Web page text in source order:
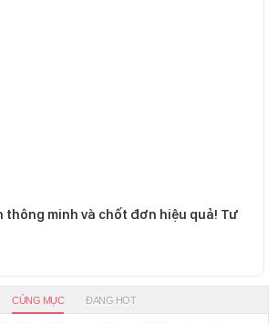
thông minh và chốt đơn hiệu quả! Tư
CÙNG MỤC ĐANG HOT